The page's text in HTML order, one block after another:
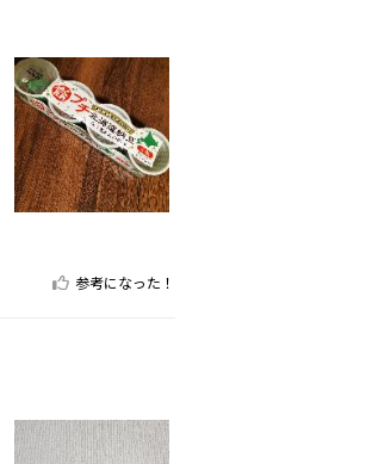
参考になった！